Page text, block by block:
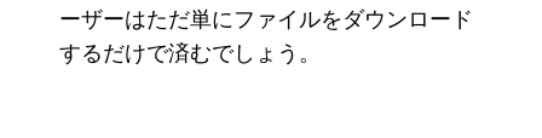
ーザーはただ単にファイルをダウンロード
するだけで済むでしょう。